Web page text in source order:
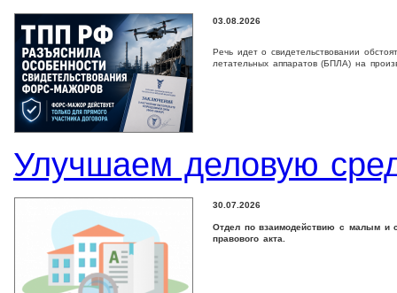
03.08.2026
Речь идет о свидетельствовании
летательных аппаратов (БПЛА) на
Улучшаем деловую
30.07.2026
Отдел по взаимодействию с малым и
правового акта.